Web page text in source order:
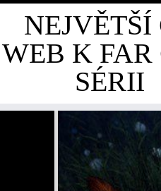
NEJVĚTŠÍ
WEB K FAR
SÉRII